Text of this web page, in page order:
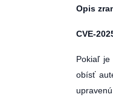
Opis
CVE-
Pokiaľ je
obísť